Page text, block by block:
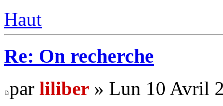
Haut
Re: On recherche
par liliber » Lun 10 Avril